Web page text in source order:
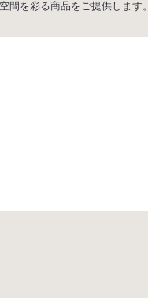
間を彩る商品をご提供します。